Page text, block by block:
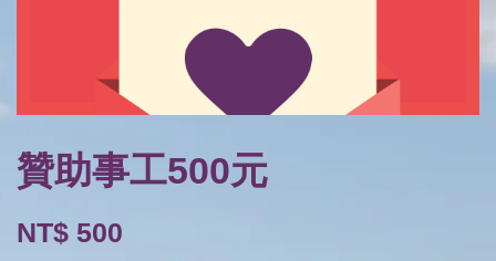
贊助事工500元
NT$ 500